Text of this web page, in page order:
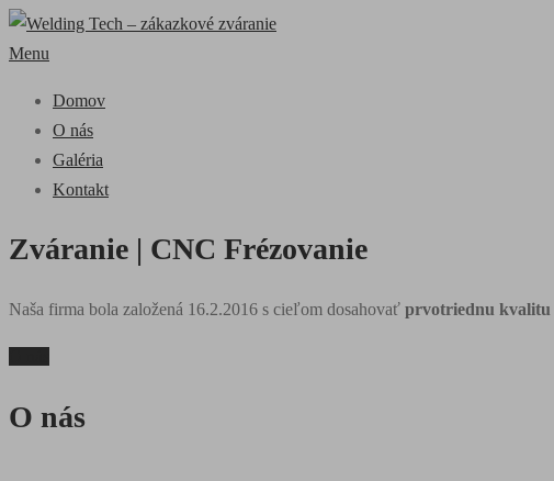
Prejsť
na
Menu
Domov
O nás
Galéria
Kontakt
Zváranie | CNC Frézovanie
Naša firma bola založená 16.2.2016 s cieľom dosahovať prvotriednu kvalitu
O nás